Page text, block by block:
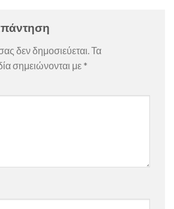
δεν δημοσιεύεται.Τα
σημειώνονται με *